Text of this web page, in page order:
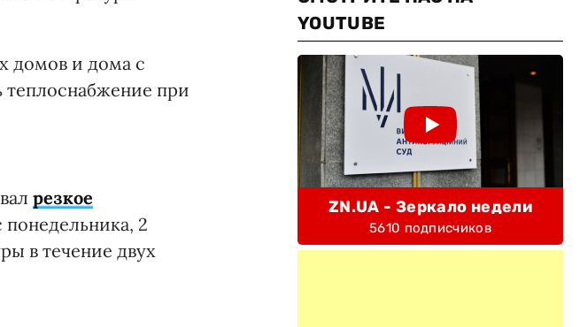
домов и дома с
теплоснабжение при
резкое
понедельника, 2
в течение двух
YOUTUBE
ZN.UA - Зеркало недели
5610 подписчиков